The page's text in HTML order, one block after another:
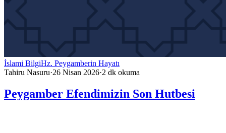
İslami BilgiHz. Peygamberin Hayatı
Tahiru Nasuru·26 Nisan 2026·2 dk okuma
Peygamber Efendimizin Son Hutbesi